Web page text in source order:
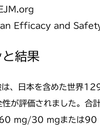
Efficacy and
結果
、日本を含めた世界
性が評価されました。
30 mgまたは90